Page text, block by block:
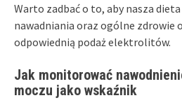
Warto zadbać o to, aby nasza dieta
nawadniania oraz ogólne zdrowie
odpowiednią podaż elektrolitów.
Jak monitorować
moczu jako wskaźnik